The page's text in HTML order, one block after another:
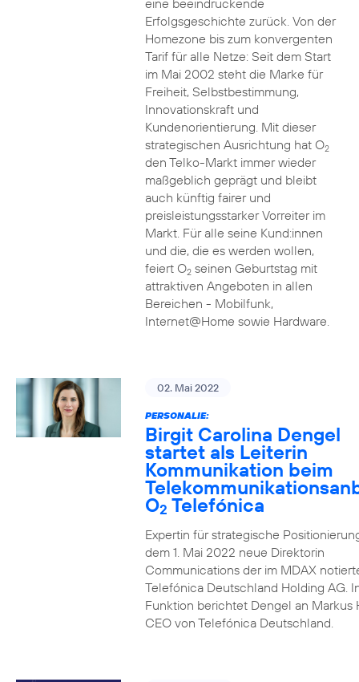
eine beeindruckende
Erfolgsgeschichte zurück. Von der
Homezone bis zum konvergenten
Tarif für alle Netze: Seit dem Start
im Mai 2002 steht die Marke für
Freiheit, Selbstbestimmung,
Innovationskraft und
Kundenorientierung. Mit dieser
strategischen Ausrichtung hat O2
den Telko-Markt immer wieder
maßgeblich geprägt und bleibt
auch künftig fairer und
preisleistungsstarker Vorreiter im
Markt. Für alle seine Kund:innen
und die, die es werden wollen,
feiert O2seinen Geburtstag mit
attraktiven Angeboten in allen
Bereichen - Mobilfunk,
Internet@Home sowie Hardware.
02. Mai 2022
PERSONALIE:
Birgit Carolina Dengel
startet als Leiterin
Kommunikation beim
O2 Telefónica
Expertin für strategische
dem 1. Mai 2022 neue Direktorin
Communications der im MDAX
Telefónica Deutschland Holding AG.
Funktion berichtet Dengel an Markus
CEO von Telefónica Deutschland.